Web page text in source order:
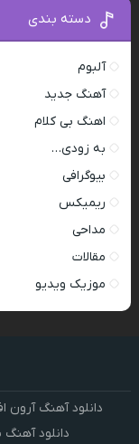
دسته بندی
آلبوم
آهنگ جدید
اهنگ بی کلام
به زودی…
بیوگرافی
ریمیکس
مداحی
مقالات
موزیک ویدیو
دانلود آهنگ
دانلود